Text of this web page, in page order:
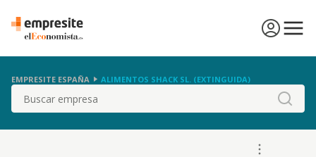
EMPRESITE ESPAÑA ALIMENTOS SHACK SL. (EXTINGUIDA)
Buscar